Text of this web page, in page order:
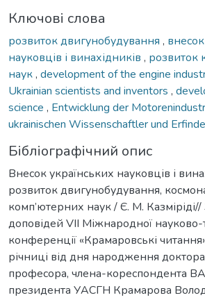
Ключові слова
розвиток двигунобудування ,
науковців і винахідників , розвиток
наук, development of the engine
Ukrainian scientists and inventors ,
science , Entwicklung der
ukrainischen Wissenschaftler und
Бібліографічний опис
Внесок українських науковців і
розвиток двигунобудування,
комп’ютерних наук / Є. М. Казміріді//
доповідей VIІ Міжнародної науково-
конференції «Крамаровські
річниці від дня народження
професора, члена-кореспондента
президента УАСГН Крамарова